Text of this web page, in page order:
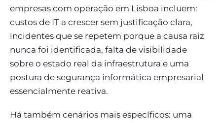
empresas com operação em Lisboa incluem:
custos de IT a crescer sem justificação clara,
incidentes que se repetem porque a causa raiz
nunca foi identificada, falta de visibilidade
sobre o estado real da infraestrutura e uma
postura de segurança informática empresarial
essencialmente reativa.
Há também cenários mais específicos: uma